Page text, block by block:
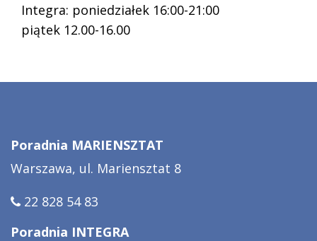
Integra: poniedziałek 16:00-21:00
piątek 12.00-16.00
Poradnia MARIENSZTAT
Warszawa, ul. Mariensztat 8
22 828 54 83
Poradnia INTEGRA